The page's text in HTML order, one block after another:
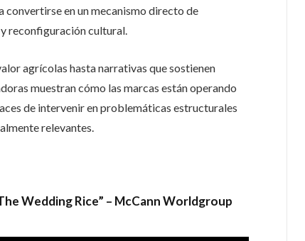
convertirse en un mecanismo directo de
reconfiguración cultural.
agrícolas hasta narrativas que sostienen
muestran cómo las marcas están operando
de intervenir en problemáticas estructurales
relevantes.
Wedding Rice” – McCannWorldgroup